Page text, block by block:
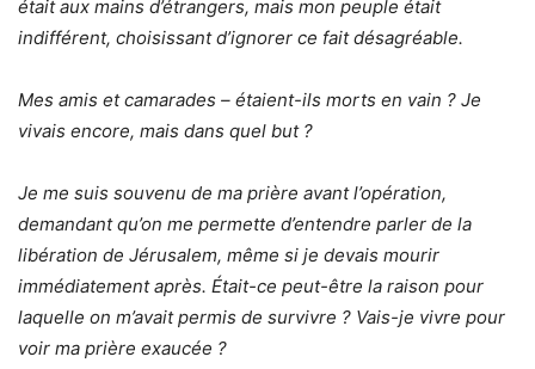
était aux mains d’étrangers, mais mon peuple était
indifférent, choisissant d’ignorer ce fait désagréable.
Mes amis et camarades – étaient-ils morts en vain ? Je
vivais encore, mais dans quel but ?
Je me suis souvenu de ma prière avant l’opération,
demandant qu’on me permette d’entendre parler de la
libération de Jérusalem, même si je devais mourir
immédiatement après. Était-ce peut-être la raison pour
laquelle on m’avait permis de survivre ? Vais-je vivre pour
voir ma prière exaucée ?